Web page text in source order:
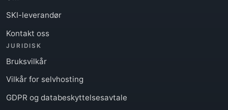
SKI-leverandør
Kontakt oss
JURIDISK
Bruksvilkår
Vilkår for selvhosting
GDPR og databeskyttelsesavtale